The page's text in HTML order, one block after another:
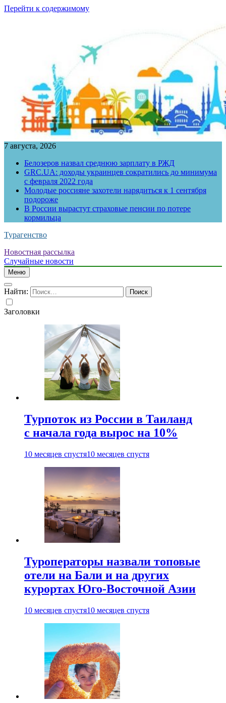
Перейти к содержимому
7 августа, 2026
Белозеров назвал среднюю зарплату в РЖД
GRC.UA: доходы украинцев сократились до минимума
с февраля 2022 года
Молодые россияне захотели нарядиться к 1 сентября
подороже
В России вырастут страховые пенсии по потере
кормильца
Турагенство
Новостная рассылка
Случайные новости
Меню
Найти:
Заголовки
Турпоток из России в Таиланд
с начала года вырос на 10%
10 месяцев спустя10 месяцев спустя
Туроператоры назвали топовые
отели на Бали и на других
курортах Юго-Восточной Азии
10 месяцев спустя10 месяцев спустя